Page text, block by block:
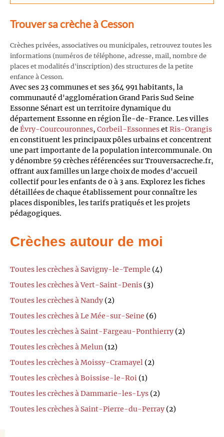
Trouver sa crèche à Cesson
Crèches privées, associatives ou municipales, retrouvez toutes les
informations (numéros de téléphone, adresse, mail, nombre de
places et modalités d'inscription) des structures de la petite
enfance à Cesson.
Avec ses 23 communes et ses 364 991 habitants, la
communauté d'agglomération Grand Paris Sud Seine
Essonne Sénart est un territoire dynamique du
département Essonne en région Île-de-France. Les villes
de Évry-Courcouronnes, Corbeil-EssonnesetRis-Orangis
en constituent les principaux pôles urbains et concentrent
une part importante de la population intercommunale. On
y dénombre 59 crèches référencées sur Trouversacreche.fr,
offrant aux familles un large choix de modes d'accueil
collectif pour les enfants de 0 à 3 ans. Explorez les fiches
détaillées de chaque établissement pour connaître les
places disponibles, les tarifs pratiqués et les projets
pédagogiques.
Crèches autour de moi
Toutes les crèches à Savigny-le-Temple (4)
Toutes les crèches à Vert-Saint-Denis (3)
Toutes les crèches à Nandy (2)
Toutes les crèches à Le Mée-sur-Seine (6)
Toutes les crèches à Saint-Fargeau-Ponthierry (2)
Toutes les crèches à Melun (12)
Toutes les crèches à Moissy-Cramayel (2)
Toutes les crèches à Boissise-le-Roi (1)
Toutes les crèches à Dammarie-les-Lys (2)
Toutes les crèches à Saint-Pierre-du-Perray (2)